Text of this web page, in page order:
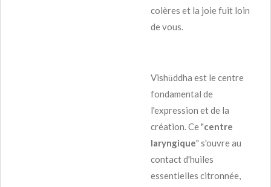
colères et la joie fuit loin
de vous.
Vishūddha est le centre
fondamental de
l'expression et de la
création. Ce "centre
laryngique" s'ouvre au
contact d'huiles
essentielles citronnée,